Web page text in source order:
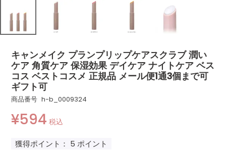
キャンメイク プランプリップケアスクラブ 潤い
ケア 角質ケア 保湿効果 デイケア ナイトケア ベス
コス ベストコスメ 正規品 メール便1通3個まで可
ギフト可
商品番号 h-b_0009324
¥594 税込
獲得ポイント： 5 ポイント